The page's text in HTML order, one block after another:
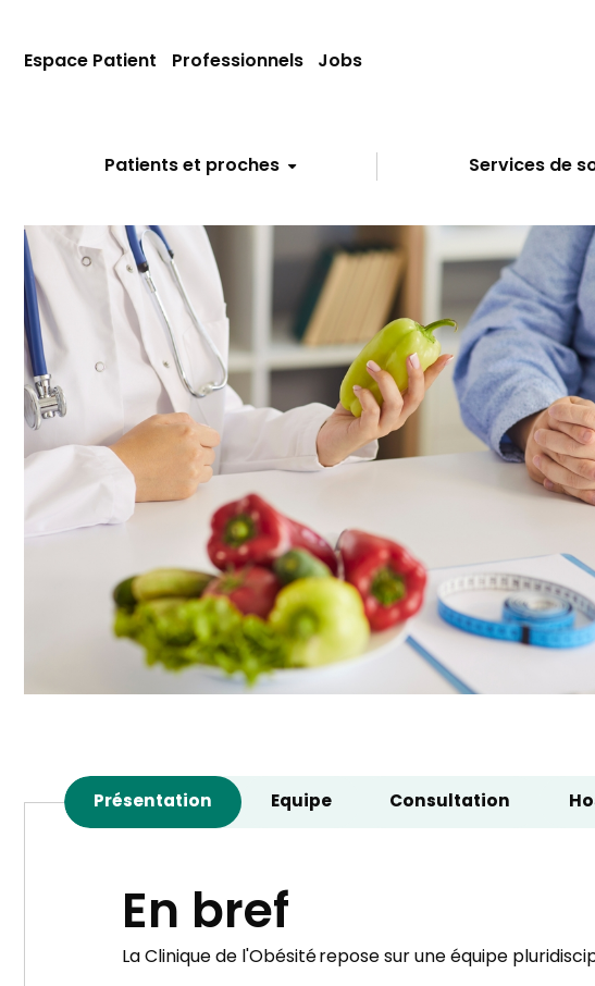
Patients et proches Services de
Espace Patient Professionnels Jobs
Présentation Equipe Consultation
En bref
La Clinique de l'Obésité repose sur une équipe